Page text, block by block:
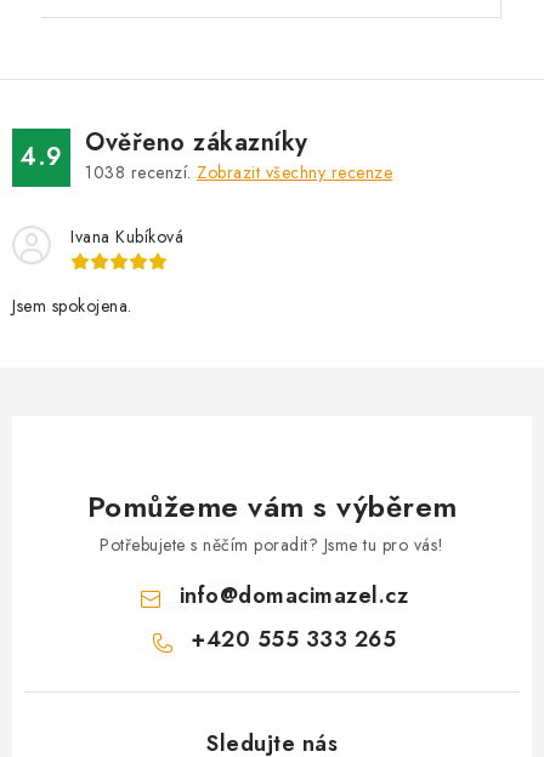
4.9 Ověřeno zákazníky
1038 recenzí. Zobrazit všechny recenze
Ivana Kubíková
Jsem spokojena.
Pomůžeme vám s výběrem
Potřebujete s něčím poradit? Jsme tu pro vás!
info@domacimazel.cz
+420 555 333 265